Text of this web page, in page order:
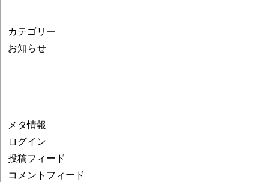
カテゴリー
お知らせ
メタ情報
ログイン
投稿フィード
コメントフィード